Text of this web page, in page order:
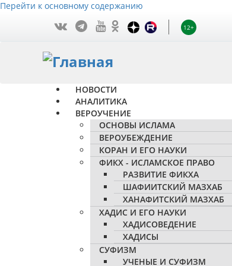
Перейти к основному содержанию
12+
НОВОСТИ
АНАЛИТИКА
ВЕРОУЧЕНИЕ
ОСНОВЫ ИСЛАМА
ВЕРОУБЕЖДЕНИЕ
КОРАН И ЕГО НАУКИ
ФИКХ - ИСЛАМСКОЕ ПРАВО
РАЗВИТИЕ ФИКХА
ШАФИИТСКИЙ МАЗХАБ
ХАНАФИТСКИЙ МАЗХАБ
ХАДИС И ЕГО НАУКИ
ХАДИСОВЕДЕНИЕ
ХАДИСЫ
СУФИЗМ
УЧЕНЫЕ И СУФИЗМ